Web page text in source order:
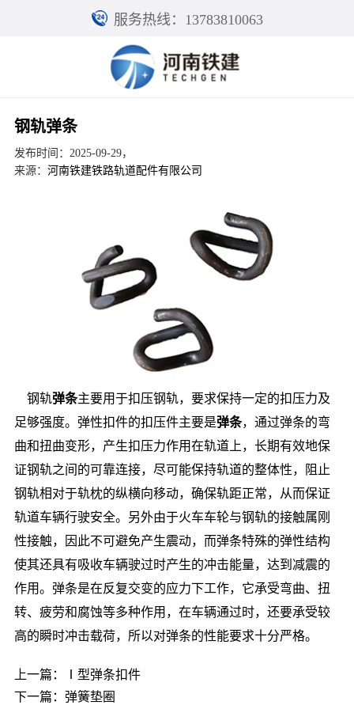
服务热线：13783810063
钢轨弹条
发布时间：2025-09-29，
来源： 河南铁建铁路轨道配件有限公司
钢轨弹条主要用于扣压钢轨，要求保持一定的扣压力及
足够强度。弹性扣件的扣压件主要是弹条，通过弹条的弯
曲和扭曲变形，产生扣压力作用在轨道上，长期有效地保
证钢轨之间的可靠连接，尽可能保持轨道的整体性，阻止
钢轨相对于轨枕的纵横向移动，确保轨距正常，从而保证
轨道车辆行驶安全。另外由于火车车轮与钢轨的接触属刚
性接触，因此不可避免产生震动，而弹条特殊的弹性结构
使其还具有吸收车辆驶过时产生的冲击能量，达到减震的
作用。弹条是在反复交变的应力下工作，它承受弯曲、扭
转、疲劳和腐蚀等多种作用，在车辆通过时，还要承受较
高的瞬时冲击载荷，所以对弹条的性能要求十分严格。
上一篇：
Ⅰ型弹条扣件
下一篇： 弹簧垫圈